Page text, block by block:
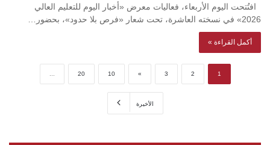
افتُتحت اليوم الأربعاء، فعاليات معرض «أخبار اليوم للتعليم العالي
2026» في نسخته العاشرة، تحت شعار «فرص بلا حدود»، بحضور…
أكمل القراءة »
1
2
3
»
10
20
...
الأخيرة